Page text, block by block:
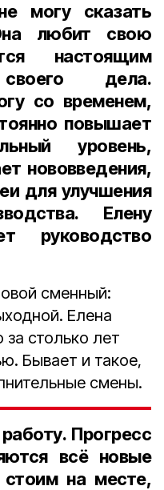
могу сказать
любит свою
настоящим
своего дела.
со временем,
повышает
уровень,
нововведения,
для улучшения
Елену
руководство
сменный:
Елена
за столько лет
Бывает и такое,
смены.
Прогресс
всё новые
на месте,